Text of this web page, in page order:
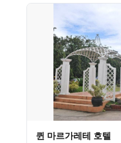
퀸 마르가레테 호텔